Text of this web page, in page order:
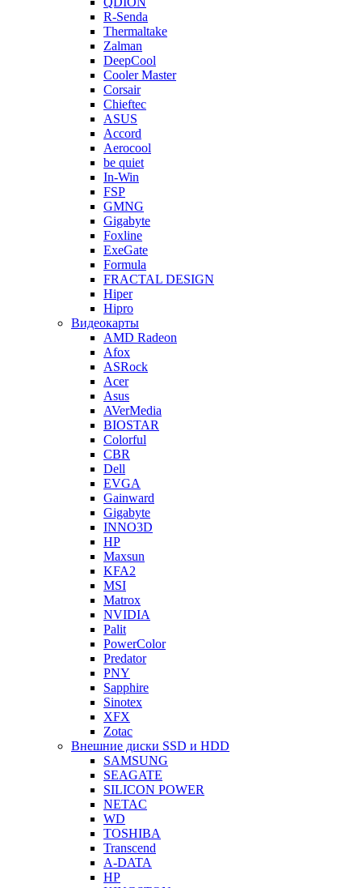
R-Senda
Thermaltake
Zalman
DeepCool
Cooler Master
Corsair
Chieftec
ASUS
Accord
Aerocool
be quiet
In-Win
FSP
GMNG
Gigabyte
Foxline
ExeGate
Formula
FRACTAL DESIGN
Hiper
Hipro
Видеокарты
AMD Radeon
Afox
ASRock
Acer
Asus
AVerMedia
BIOSTAR
Colorful
CBR
Dell
EVGA
Gainward
Gigabyte
INNO3D
HP
Maxsun
KFA2
MSI
Matrox
NVIDIA
Palit
PowerColor
Predator
PNY
Sapphire
Sinotex
XFX
Zotac
Внешние диски SSD и HDD
SAMSUNG
SEAGATE
SILICON POWER
NETAC
WD
TOSHIBA
Transcend
A-DATA
HP